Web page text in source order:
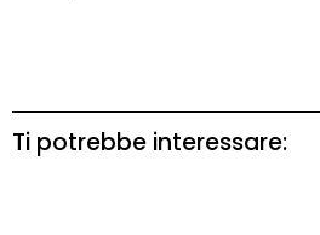
Ti potrebbe interessare: